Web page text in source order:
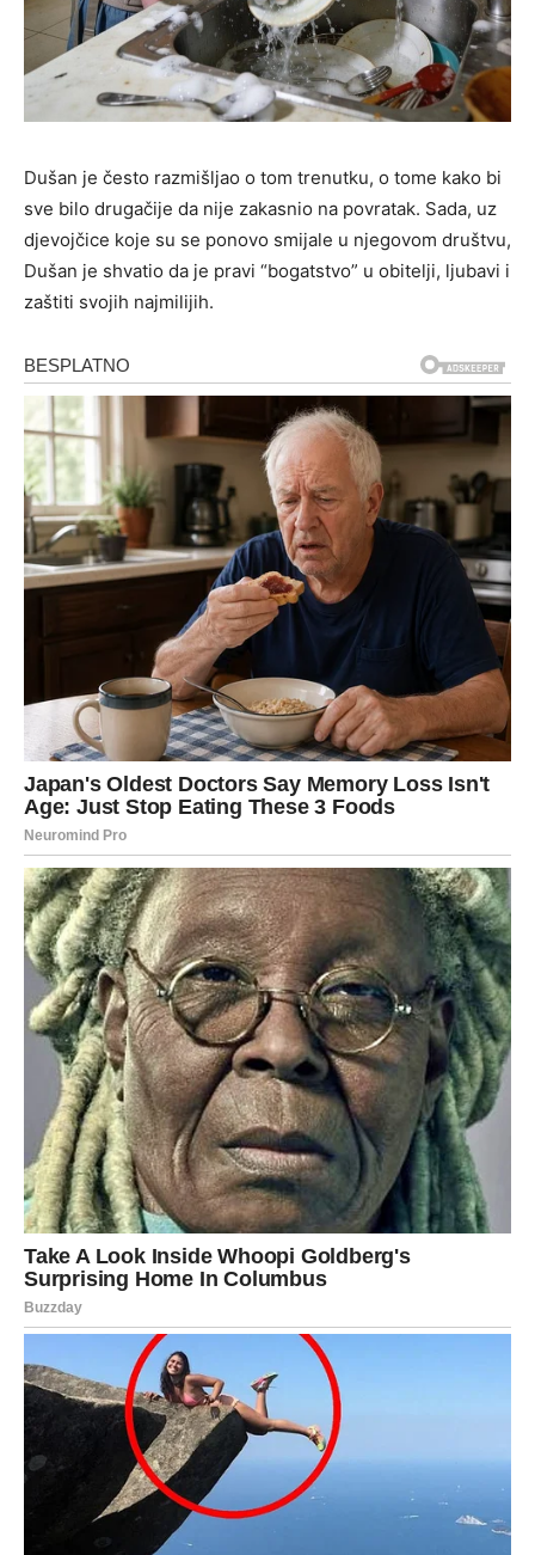
Dušan je često razmišljao o tom trenutku, o tome kako bi
sve bilo drugačije da nije zakasnio na povratak. Sada, uz
djevojčice koje su se ponovo smijale u njegovom društvu,
Dušan je shvatio da je pravi “bogatstvo” u obitelji, ljubavi i
zaštiti svojih najmilijih.